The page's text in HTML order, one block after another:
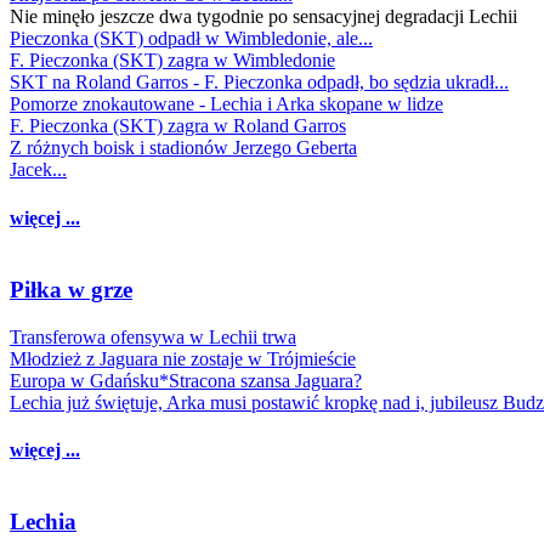
Nie minęło jeszcze dwa tygodnie po sensacyjnej degradacji Lechii
Pieczonka (SKT) odpadł w Wimbledonie, ale...
F. Pieczonka (SKT) zagra w Wimbledonie
SKT na Roland Garros - F. Pieczonka odpadł, bo sędzia ukradł...
Pomorze znokautowane - Lechia i Arka skopane w lidze
F. Pieczonka (SKT) zagra w Roland Garros
Z różnych boisk i stadionów Jerzego Geberta
Jacek...
więcej ...
Piłka w grze
Transferowa ofensywa w Lechii trwa
Młodzież z Jaguara nie zostaje w Trójmieście
Europa w Gdańsku*Stracona szansa Jaguara?
Lechia już świętuje, Arka musi postawić kropkę nad i, jubileusz
więcej ...
Lechia